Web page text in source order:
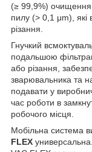
(≥ 99,9%) очищення
пилу (> 0,1 μm), які
різання.
Гнучкий
подальшою
або різання,
зварювальника та
подавати у
час роботи в
робочого місця.
Мобільна система
FLEX